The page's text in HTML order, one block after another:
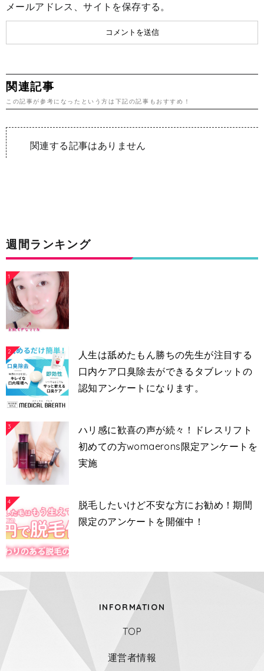
メールアドレス、サイトを保存する。
関連記事
この記事が参考になったという方は下記の記事もおすすめ！
関連する記事はありません
週間ランキング
1
2
人生は舐めたもん勝ちの先生が注目する
口内ケア口臭除去ができるタブレットの
認知アンケートになります。
3
ハリ感に歓喜の声が続々！ドレスリフト
初めての方womaerons限定アンケートを
実施
4
脱毛したいけど不安な方にお勧め！期間
限定のアンケートを開催中！
INFORMATION
TOP
運営者情報